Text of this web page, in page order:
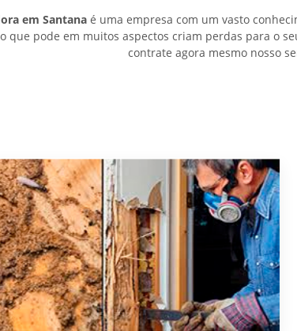
em Santanaé uma empresa com um vasto
que pode em muitos aspectos criam perdas para o
contrate agora mesmo nosso